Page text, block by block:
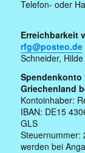
Telefon- oder
Erreichbarkeit
rfg@posteo.de
Schneider,
Griechenland
Kontoinhaber:
IBAN: DE15
GLS
Steuernummer:
werden bei